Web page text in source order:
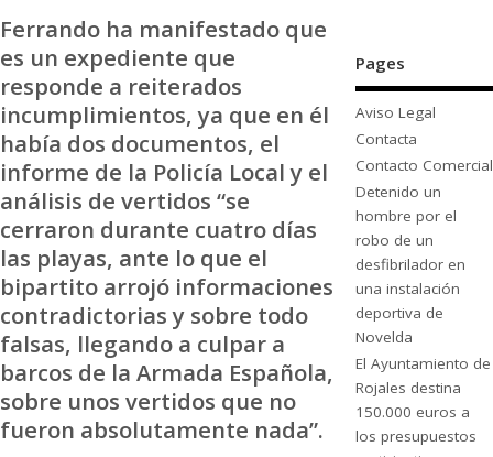
Ferrando ha manifestado que
es un expediente que
responde a reiterados
incumplimientos, ya que en él
había dos documentos, el
informe de la Policía Local y el
análisis de vertidos “se
cerraron durante cuatro días
las playas, ante lo que el
bipartito arrojó informaciones
contradictorias y sobre todo
falsas, llegando a culpar a
barcos de la Armada Española,
sobre unos vertidos que no
fueron absolutamente nada”.
Pages
Aviso Legal
Contacta
Contacto Comercial
Detenido un
hombre por el
robo de un
desfibrilador en
una instalación
deportiva de
Novelda
El Ayuntamiento de
Rojales destina
150.000 euros a
los presupuestos